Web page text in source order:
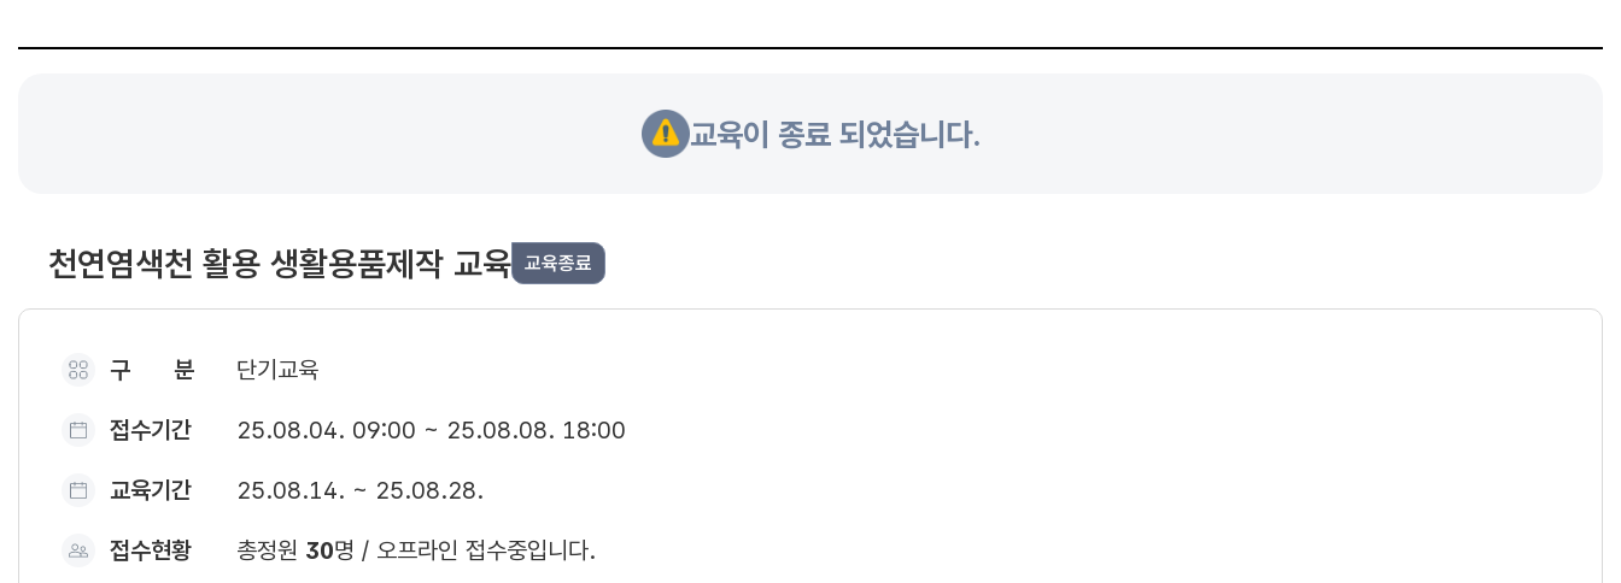
교육이 종료 되었습니다.
천연염색천 활용 생활용품제작 교육 교육종료
구 분 단기교육
접수기간 25.08.04. 09:00 ~ 25.08.08. 18:00
교육기간 25.08.14. ~ 25.08.28.
접수현황 총정원 30명 / 오프라인 접수중입니다.